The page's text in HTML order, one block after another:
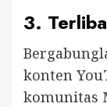
3.
konten
komunitas